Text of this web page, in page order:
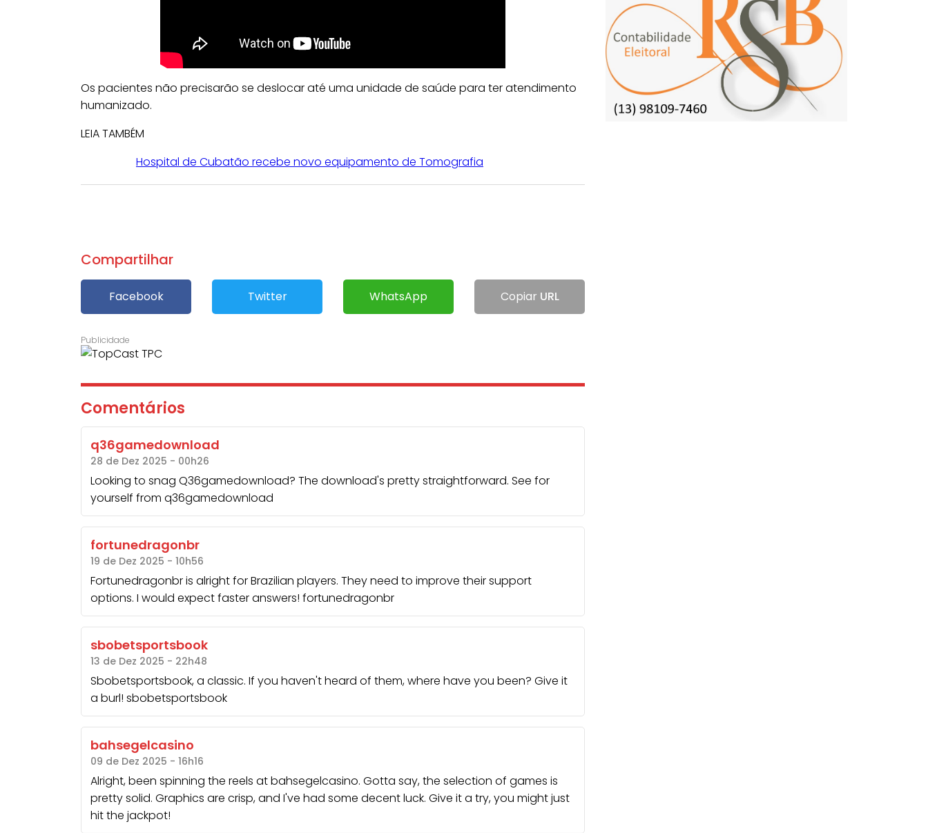
Os pacientes não precisarão se deslocar até uma unidade de saúde para ter atendimento
humanizado.
LEIA TAMBÉM
Hospital de Cubatão recebe novo equipamento de Tomografia
Compartilhar
Facebook Twitter WhatsApp Copiar URL
Comentários
q36gamedownload
28 de Dez 2025 - 00h26
Looking to snag Q36gamedownload? The download's pretty straightforward. See for
yourself from q36gamedownload
fortunedragonbr
19 de Dez 2025 - 10h56
Fortunedragonbr is alright for Brazilian players. They need to improve their support
options. I would expect faster answers! fortunedragonbr
sbobetsportsbook
13 de Dez 2025 - 22h48
Sbobetsportsbook, a classic. If you haven't heard of them, where have you been? Give it
a burl! sbobetsportsbook
bahsegelcasino
09 de Dez 2025 - 16h16
Alright, been spinning the reels atbahsegelcasino. Gotta say, the selection of games is
pretty solid. Graphics are crisp, and I've had some decent luck. Give it a try, you might just
hit the jackpot!